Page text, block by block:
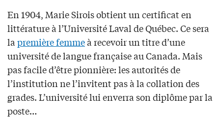
En 1904, Marie Sirois obtient un certificat en
littérature à l’Université Laval de Québec. Ce sera
lapremière femmeà recevoir un titre d’une
université de langue française au Canada. Mais
pas facile d’être pionnière: les autorités de
l’institution ne l’invitent pas à la collation des
grades. L’université lui enverra son diplôme par la
poste…